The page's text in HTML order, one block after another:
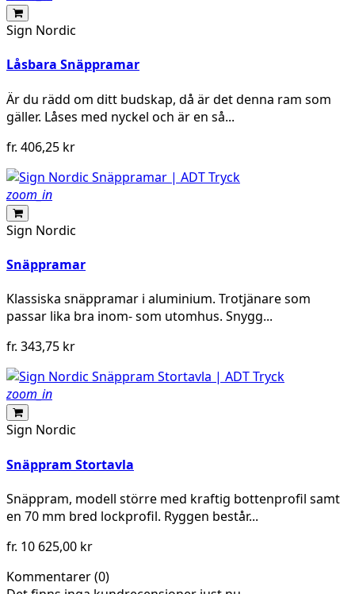
Sign Nordic
Låsbara Snäppramar
Är du rädd om ditt budskap, då är det denna ram som
gäller. Låses med nyckel och är en så...
fr. 406,25 kr
zoom_in
Sign Nordic
Snäppramar
Klassiska snäppramar i aluminium. Trotjänare som
passar lika bra inom- som utomhus. Snygg...
fr. 343,75 kr
zoom_in
Sign Nordic
Snäppram Stortavla
Snäppram, modell större med kraftig bottenprofil samt
en 70 mm bred lockprofil. Ryggen består...
fr. 10 625,00 kr
Kommentarer (0)